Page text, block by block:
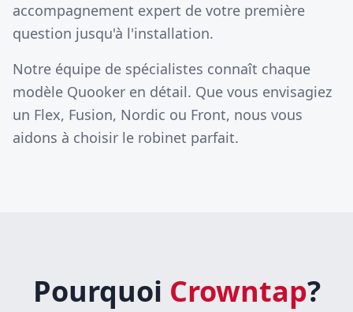
accompagnement expert de votre première
question jusqu'à l'installation.
Notre équipe de spécialistes connaît chaque
modèle Quooker en détail. Que vous envisagiez
un Flex, Fusion, Nordic ou Front, nous vous
aidons à choisir le robinet parfait.
Pourquoi Crowntap?